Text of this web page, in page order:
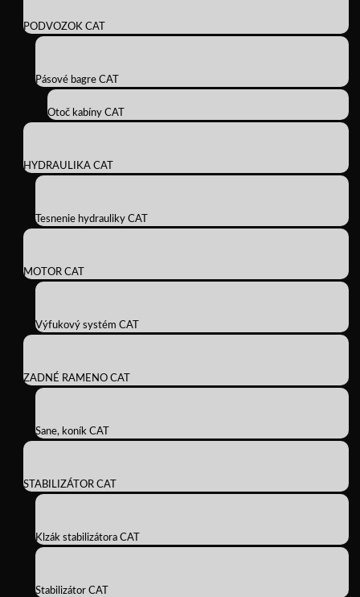
PODVOZOK CAT
Pásové bagre CAT
Otoč kabíny CAT
HYDRAULIKA CAT
Tesnenie hydrauliky CAT
MOTOR CAT
Výfukový systém CAT
ZADNÉ RAMENO CAT
Sane, koník CAT
STABILIZÁTOR CAT
Klzák stabilizátora CAT
Stabilizátor CAT